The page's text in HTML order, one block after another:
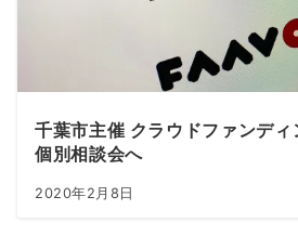
千葉市主催 クラウドファンデ
個別相談会へ
2020年2月8日